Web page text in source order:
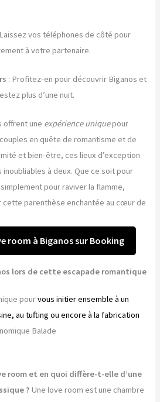
vos téléphones de côté pour
à votre partenaire.
: Profitez-en pour découvrir Biganos et
plus d’une nuit.
offrent une expérience uniquepour
en quête de romantisme et de
et bien-être, ces lieux d’exception
à deux. Que ce soit pour
pour raviver la flamme,
cette parenthèse enchantée au cœur de
room à Biganos sur Booking
lors de cette escapade romantique
pourvous initier ensemble à un
au tufting ou encore à la fabrication
Balade
room et en quoi diffère-t-elle d’une
? Une love room est une chambre